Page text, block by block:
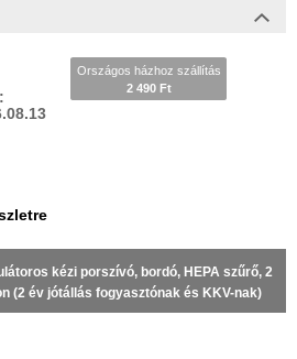
Országos házhoz szállítás
2 490 Ft
kézi porszívó, bordó, HEPA szűrő, 2
(2 év jótállás fogyasztónak és KKV-nak)